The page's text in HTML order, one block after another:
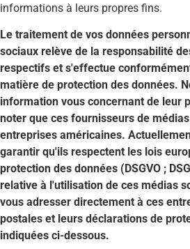
informations à leurs propres fins.
Le traitement de vos données
sociaux relève de la responsabilité
respectifs et s'effectue
matière de protection des données.
information vous concernant de leur
noter que ces fournisseurs de
entreprises américaines.
garantir qu'ils respectent les lois
protection des données (DSGVO ;
relative à l'utilisation de ces médias
vous adresser directement à ces
postales et leurs déclarations de
indiquées ci-dessous.